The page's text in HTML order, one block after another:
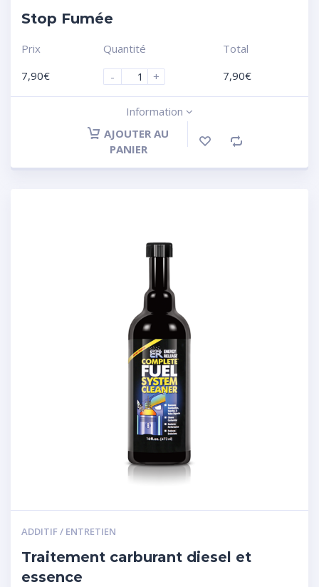
Stop Fumée
Prix
7,90€
Quantité
-
+
Total
7,90€
Information
AJOUTER AU
PANIER
ADDITIF / ENTRETIEN
Traitement carburant diesel et
essence